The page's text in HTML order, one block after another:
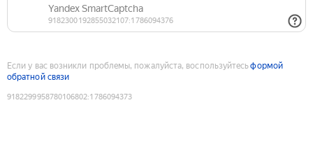
Если у вас возникли проблемы, пожалуйста, воспользуйтесьформой
обратной связи
9182299958780106802:1786094373